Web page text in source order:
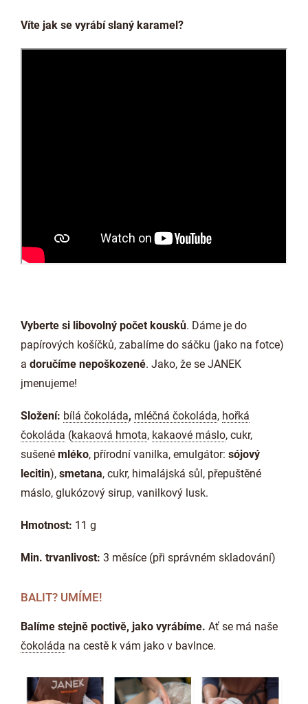
Víte jak se vyrábí slaný karamel?
Vyberte si libovolný počet kousků. Dáme je do
papírových košíčků, zabalíme do sáčku (jako na fotce)
a doručíme nepoškozené. Jako, že se JANEK
jmenujeme!
Složení: bílá čokoláda, mléčná čokoláda, hořká
čokoláda (kakaová hmota, kakaové máslo, cukr,
sušené mléko, přírodní vanilka, emulgátor: sójový
lecitin), smetana, cukr, himalájská sůl, přepuštěné
máslo, glukózový sirup, vanilkový lusk.
Hmotnost: 11 g
Min. trvanlivost: 3 měsíce (při správném skladování)
BALIT? UMÍME!
Balíme stejně poctivě, jako vyrábíme. Ať se má naše
čokoláda na cestě k vám jako v bavlnce.